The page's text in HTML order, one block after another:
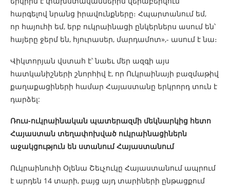
հարգելով նրանց իրավունքները։ Հպարտանում եմ,
որ հայուհի եմ, երբ ուկրաինացի ընկերներս ասում են՝
հայերը ջերմ են, հյուրասեր, մարդամոտ»,- ասում է նա։
Վիկտորյան վստահ է՝ նաեւ մեր ազգի այս
հատկանիշների շնորհիվ է, որ Ուկրաինայի բազմաթիվ
քաղաքացիների համար Հայաստանը երկրորդ տուն է
դարձել:
Ռուս-ուկրաինական պատերազմի մեկնարկից հետո
Հայաստան տեղափոխված ուկրաինացիներն
աջակցություն են ստանում Հայաստանում
Ուկրաինուհի Օլենա Շեւչուկը Հայաստանում ապրում
է արդեն 14 տարի, բայց այդ տարիների ընթացքում